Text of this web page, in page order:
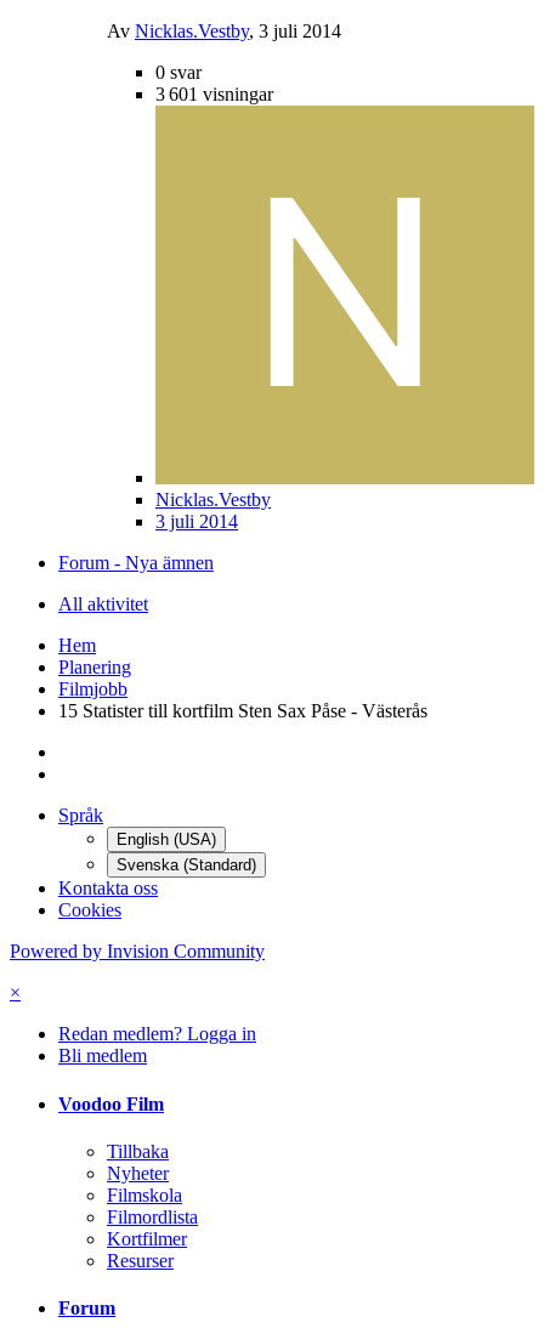
Av Nicklas.Vestby, 3 juli 2014
0 svar
3 601 visningar
Nicklas.Vestby
3 juli 2014
Forum - Nya ämnen
All aktivitet
Hem
Planering
Filmjobb
15 Statister till kortfilm Sten Sax Påse - Västerås
Språk
English (USA)
Svenska (Standard)
Kontakta oss
Cookies
Powered by Invision Community
×
Redan medlem? Logga in
Bli medlem
Voodoo Film
Tillbaka
Nyheter
Filmskola
Filmordlista
Kortfilmer
Resurser
Forum